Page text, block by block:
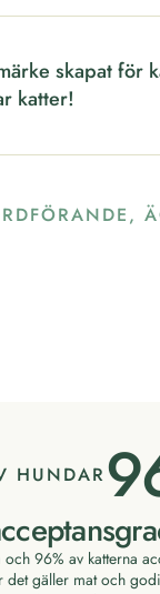
skapat för
katter!
HUNDAR
96% av katterna
det gäller mat och